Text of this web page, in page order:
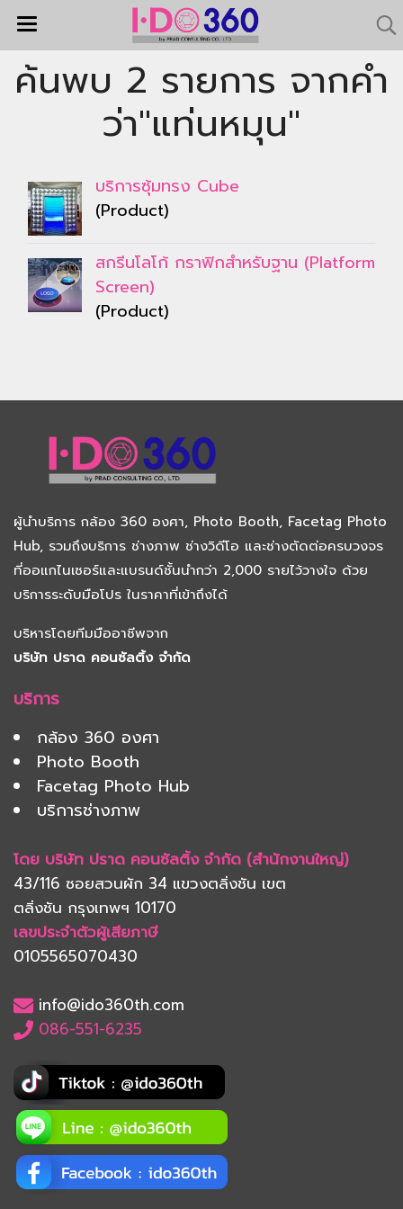
ค้นพบ 2 รายการ จากคำ
ว่า"แท่นหมุน"
บริการซุ้มทรง Cube
(Product)
สกรีนโลโก้ กราฟิกสำหรับฐาน (Platform
Screen)
(Product)
ผู้นำบริการ กล้อง 360 องศา, Photo Booth, Facetag Photo
Hub, รวมถึงบริการ ช่างภาพ ช่างวิดีโอ และช่างตัดต่อครบวงจร
ที่ออแกไนเซอร์และแบรนด์ชั้นนำกว่า 2,000 รายไว้วางใจ ด้วย
บริการระดับมือโปร ในราคาที่เข้าถึงได้
บริหารโดยทีมมืออาชีพจาก
บริษัท ปราด คอนซัลติ้ง จำกัด
บริการ
กล้อง 360 องศา
Photo Booth
Facetag Photo Hub
บริการช่างภาพ
โดย บริษัท ปราด คอนซัลติ้ง จำกัด (สำนักงานใหญ่)
43/116 ซอยสวนผัก 34 แขวงตลิ่งชัน เขต
ตลิ่งชัน กรุงเทพฯ 10170
เลขประจำตัวผู้เสียภาษี
0105565070430
info@ido360th.com
086-551-6235